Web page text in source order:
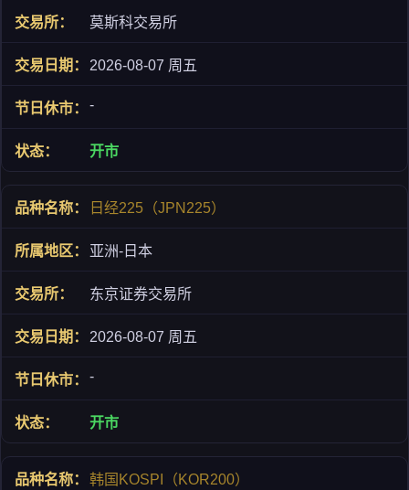
莫斯科交易所
2026-08-07 周五
-
开市
日经225（JPN225）
亚洲-日本
东京证券交易所
2026-08-07 周五
-
开市
韩国KOSPI（KOR200）